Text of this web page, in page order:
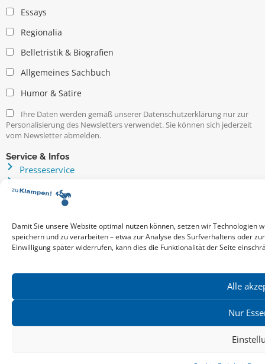
Damit Sie unsere Website optimal nutzen können, setzen wir Technologien
speichern und zu verarbeiten – etwa zur Analyse des Surfverhaltens oder
Einwilligung später widerrufen, kann dies die Funktionalität der Seite
Alle
Nur
Essays
Regionalia
Belletristik & Biografien
Allgemeines Sachbuch
Humor & Satire
Ihre Daten werden gemäß unserer Datenschutzerklärung nur zur
Personalisierung des Newsletters verwendet. Sie können sich jederzeit
vom Newsletter abmelden.
Service & Infos
Presseservice
Infos zur Manuskripteinreichung
Kontakt & Ansprechpartner
Impressum
Datenschutz
Copyright ©2026: zu Klampen! Verlag. Alle Rechte vorbehalten.